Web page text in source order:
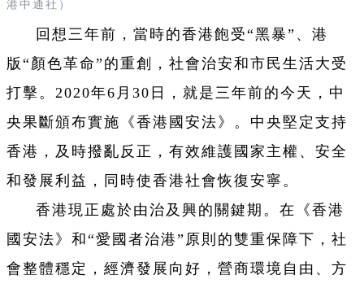
港中通社）
回想三年前，當時的香港飽受“黑暴”、港
版“顏色革命”的重創，社會治安和市民生活大受
打擊。2020年6月30日，就是三年前的今天，中
央果斷頒布實施《香港國安法》。中央堅定支持
香港，及時撥亂反正，有效維護國家主權、安全
和發展利益，同時使香港社會恢復安寧。
香港現正處於由治及興的關鍵期。在《香港
國安法》和“愛國者治港”原則的雙重保障下，社
會整體穩定，經濟發展向好，營商環境自由、方